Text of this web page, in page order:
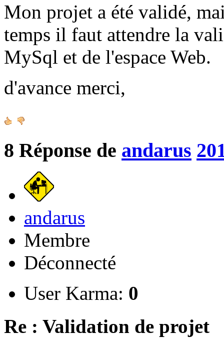
Mon projet a été validé,
temps il faut attendre la
MySql et de l'espace Web.
d'avance merci,
8 Réponse de andarus
andarus
Membre
Déconnecté
User Karma: 0
Re : Validation de projet